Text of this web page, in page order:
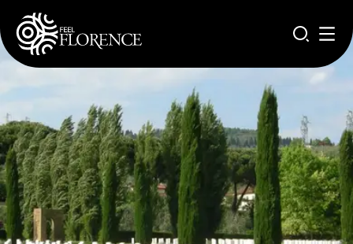
Salta al contenuto principale